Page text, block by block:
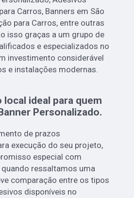
Carros, Banners em São
para Carros, entre outras
isso graças a um grupo de
e especializados no
investimento considerável
e instalações modernas.
local ideal para quem
Personalizado.
de prazos
execução do seu projeto,
especial com
ressaltamos uma
comparação entre os tipos
disponíveis no